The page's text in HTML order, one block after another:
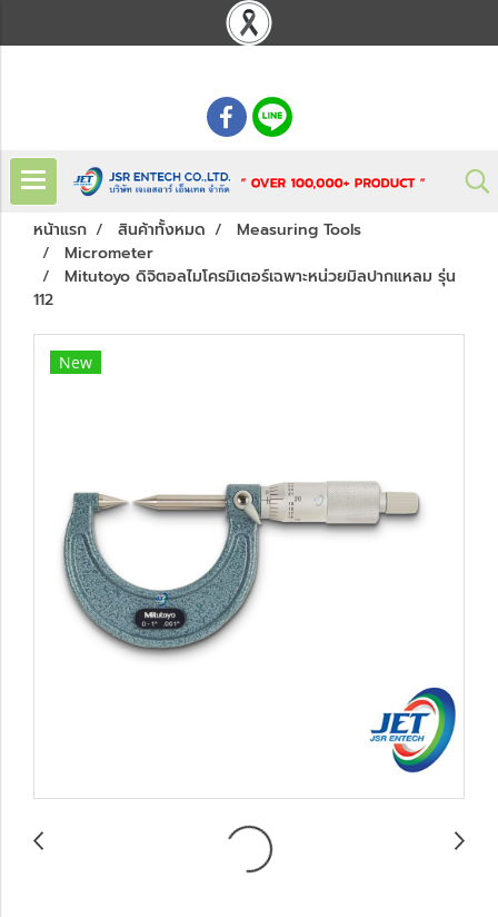
หน้าแรก สินค้าทั้งหมด
Measuring Tools
Micrometer
Mitutoyo ดิจิตอลไมโครมิเตอร์เฉพาะหน่วยมิลปากแหลม รุ่น
112
New